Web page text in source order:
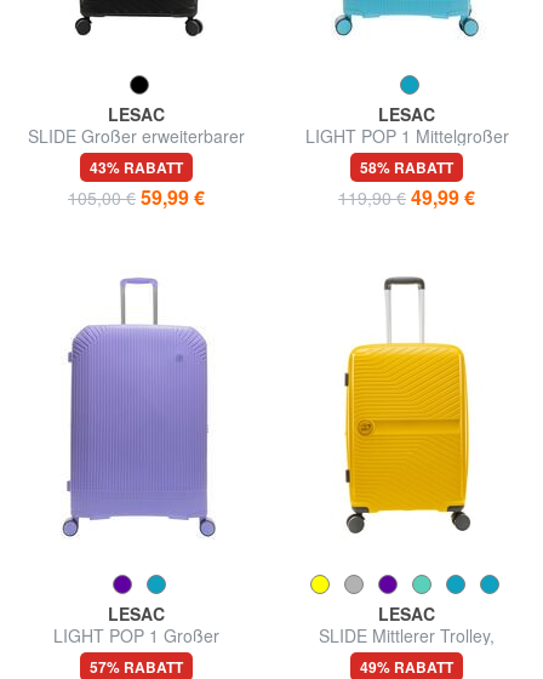
LESAC
SLIDE Großer erweiterbarer
Trolley
43% RABATT
105,00 € 59,99 €
LESAC
LIGHT POP 1 Mittelgroßer
erweiterbarer Trolley
58% RABATT
119,90 € 49,99 €
LESAC
LIGHT POP 1 Großer
erweiterbarer Trolley
57% RABATT
LESAC
SLIDE Mittlerer Trolley,
ausziehbar
49% RABATT